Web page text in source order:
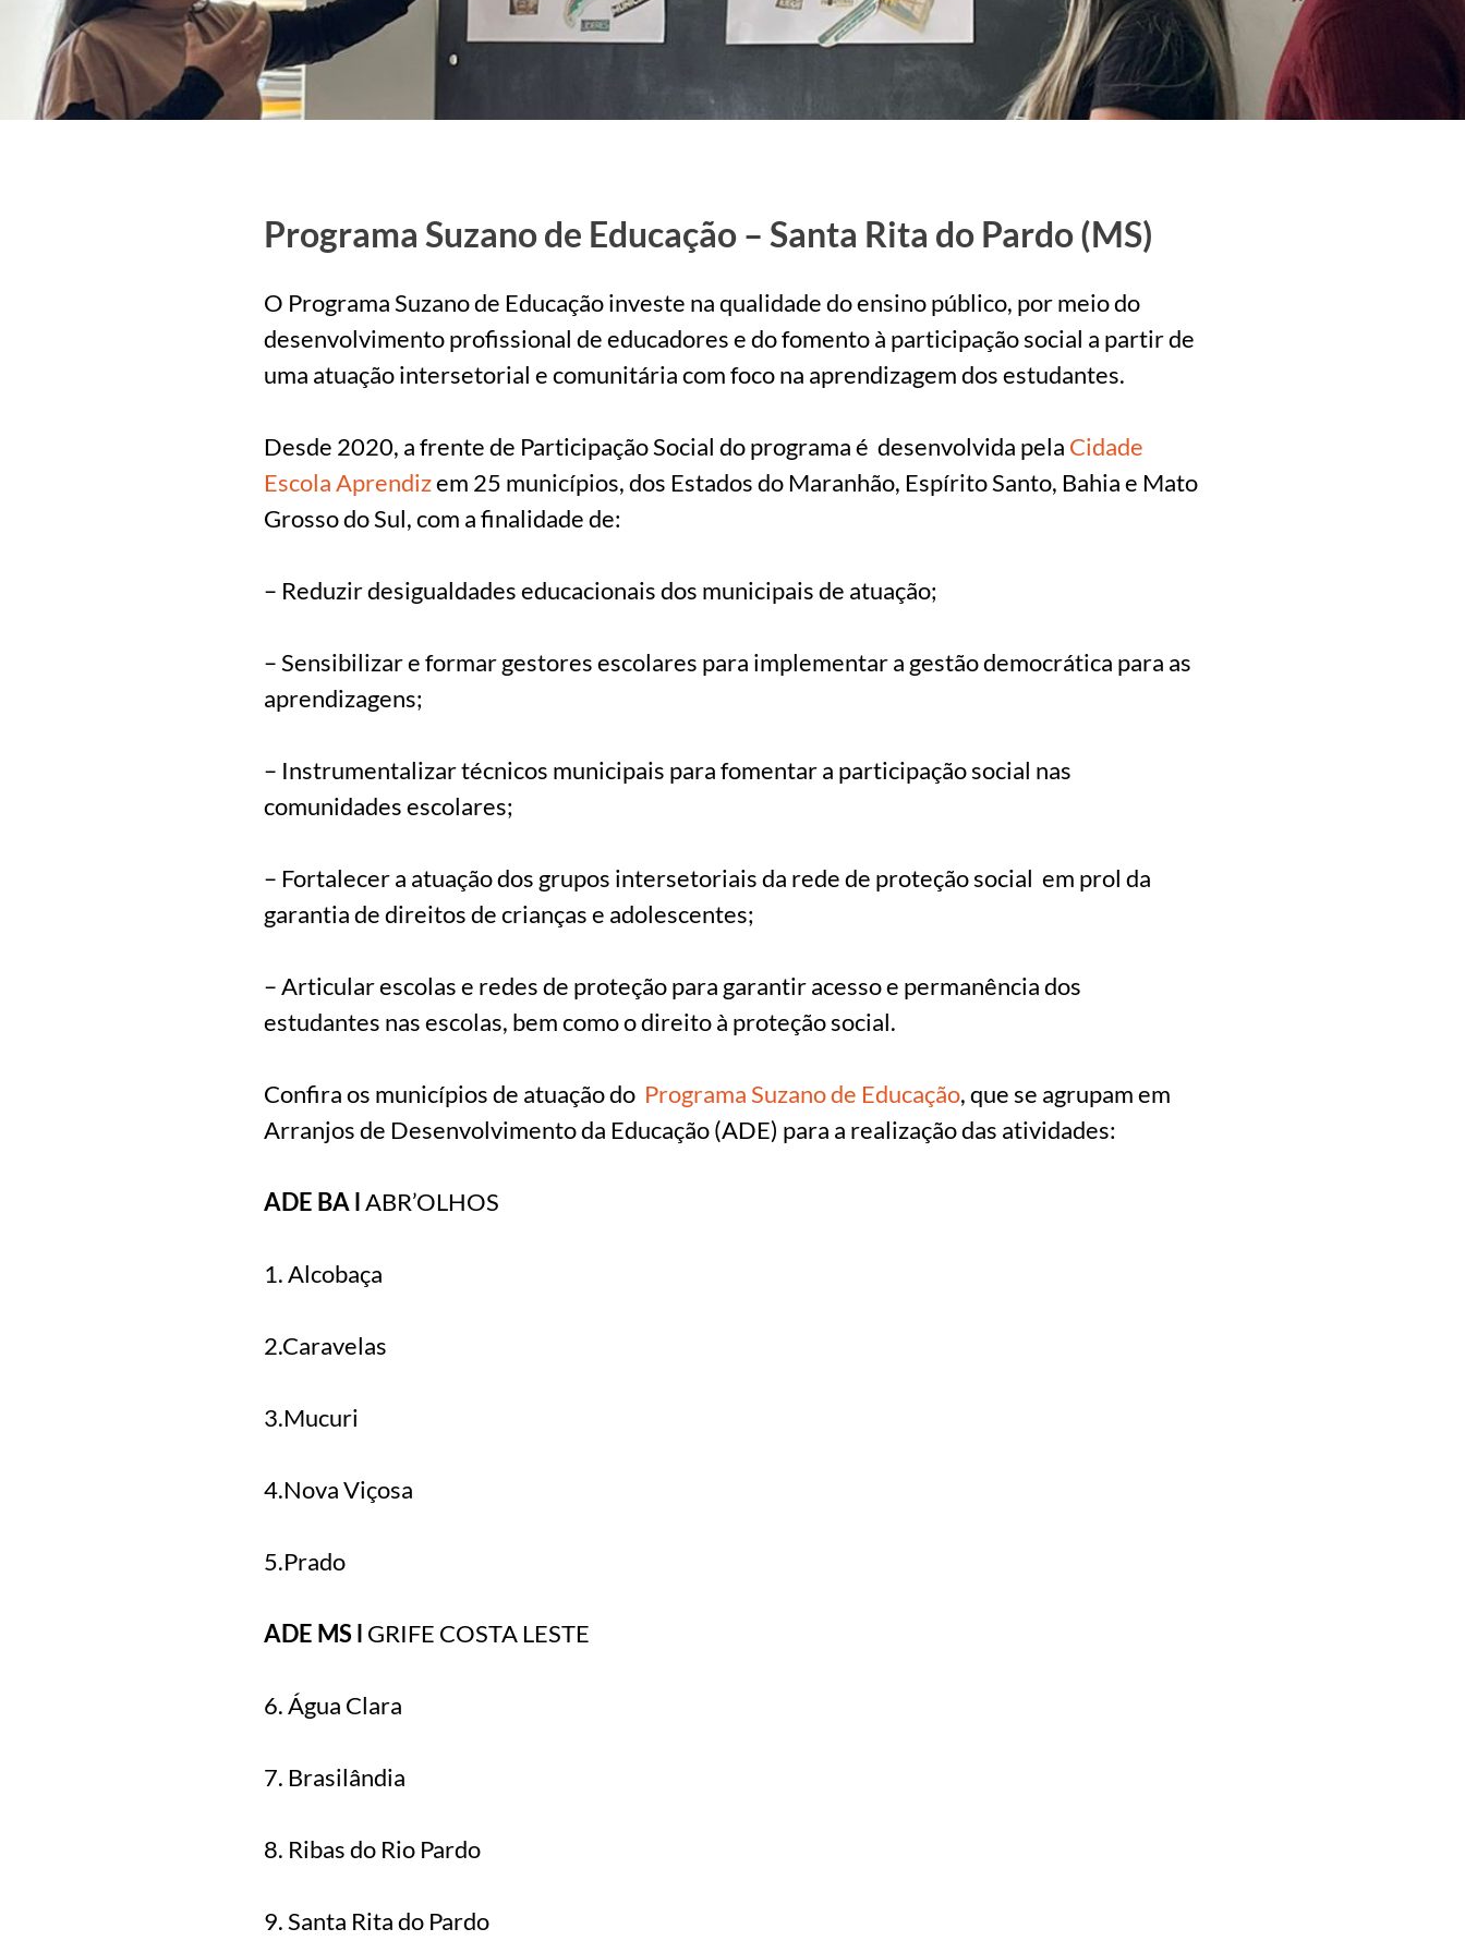
Programa Suzano de Educação – Santa Rita do Pardo (MS)
O Programa Suzano de Educação investe na qualidade do ensino público, por meio do
desenvolvimento profissional de educadores e do fomento à participação social a partir de
uma atuação intersetorial e comunitária com foco na aprendizagem dos estudantes.
Desde 2020, a frente de Participação Social do programa é desenvolvida pela Cidade
Escola Aprendizem 25 municípios, dos Estados do Maranhão, Espírito Santo, Bahia e Mato
Grosso do Sul, com a finalidade de:
– Reduzir desigualdades educacionais dos municipais de atuação;
– Sensibilizar e formar gestores escolares para implementar a gestão democrática para as
aprendizagens;
– Instrumentalizar técnicos municipais para fomentar a participação social nas
comunidades escolares;
– Fortalecer a atuação dos grupos intersetoriais da rede de proteção social em prol da
garantia de direitos de crianças e adolescentes;
– Articular escolas e redes de proteção para garantir acesso e permanência dos
estudantes nas escolas, bem como o direito à proteção social.
Confira os municípios de atuação do Programa Suzano de Educação, que se agrupam em
Arranjos de Desenvolvimento da Educação (ADE) para a realização das atividades:
ADE BA lABR’OLHOS
1. Alcobaça
2.Caravelas
3.Mucuri
4.Nova Viçosa
5.Prado
ADE MS l GRIFE COSTA LESTE
6. Água Clara
7. Brasilândia
8. Ribas do Rio Pardo
9. Santa Rita do Pardo